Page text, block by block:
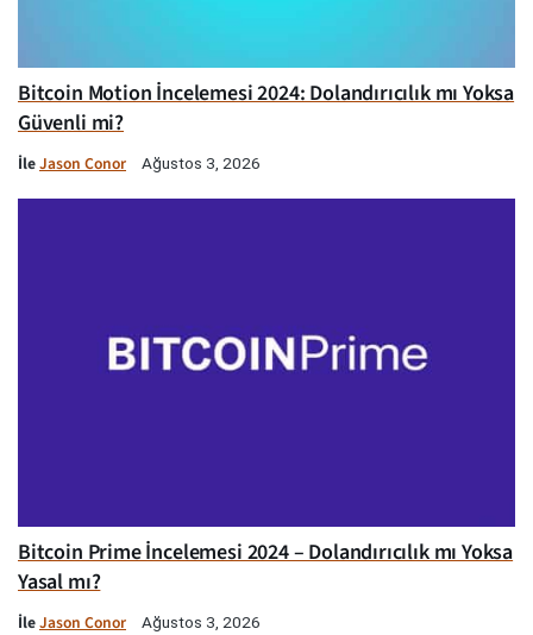
Bitcoin Motion İncelemesi 2024: Dolandırıcılık mı Yoksa
Güvenli mi?
İleJason Conor Ağustos 3, 2026
Bitcoin Prime İncelemesi 2024 – Dolandırıcılık mı Yoksa
Yasal mı?
İleJason Conor Ağustos 3, 2026